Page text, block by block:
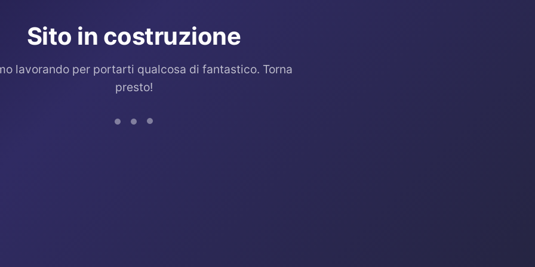
Sito in costruzione
lavorando per portarti qualcosa di fantastico. Torna
presto!